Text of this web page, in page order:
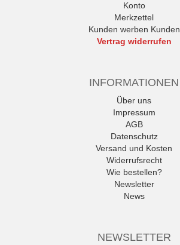
Konto
Merkzettel
Kunden werben Kunden
Vertrag widerrufen
INFORMATIONEN
Über uns
Impressum
AGB
Datenschutz
Versand und Kosten
Widerrufsrecht
Wie bestellen?
Newsletter
News
NEWSLETTER